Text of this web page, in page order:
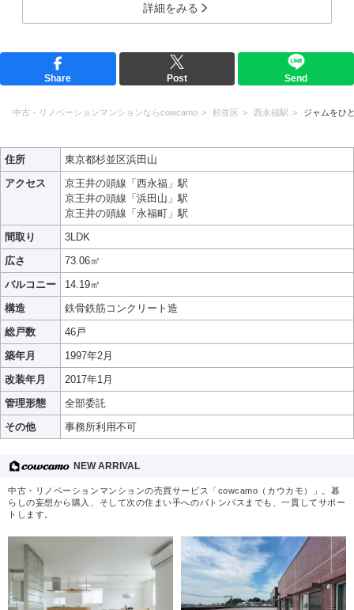
詳細をみる
Share Post Send
中古・リノベーションマンションならcowcamo 杉並区 西永福駅 ジャムをひ
住所
東京都杉並区浜田山
アクセス
京王井の頭線「西永福」駅
京王井の頭線「浜田山」駅
京王井の頭線「永福町」駅
間取り
3LDK
広さ
73.06㎡
バルコニー
14.19㎡
構造
鉄骨鉄筋コンクリート造
総戸数
46戸
築年月
1997年2月
改装年月
2017年1月
管理形態
全部委託
その他
事務所利用不可
NEW ARRIVAL
中古・リノベーションマンションの売買サービス「cowcamo（カウカモ）」。暮
らしの妄想から購入、そして次の住まい手へのバトンパスまでも、一貫してサポー
トします。